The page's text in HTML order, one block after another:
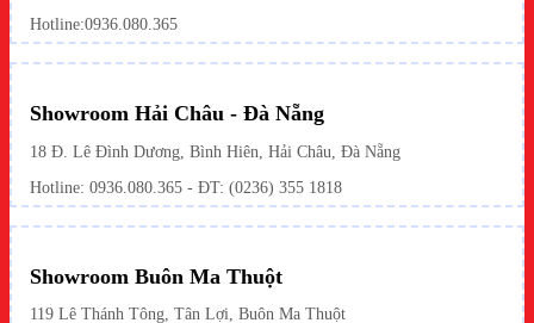
Hotline:0936.080.365
Showroom Hải Châu - Đà Nẵng
18 Đ. Lê Đình Dương, Bình Hiên, Hải Châu, Đà Nẵng
Hotline: 0936.080.365 - ĐT: (0236) 355 1818
Showroom Buôn Ma Thuột
119 Lê Thánh Tông, Tân Lợi, Buôn Ma Thuột